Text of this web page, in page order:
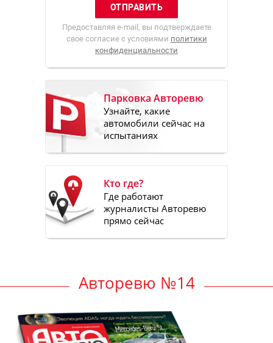
Предоставляя e-mail, вы подтверждаете
свое согласие с условиями политики
конфиденциальности
Парковка Авторевю
Узнайте, какие
автомобили сейчас на
испытаниях
Кто где?
Где работают
журналисты Авторевю
прямо сейчас
Авторевю №14